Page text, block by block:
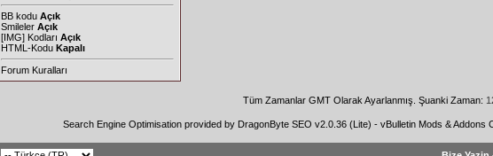
BB kodu Açık
Smileler Açık
[IMG] Kodları Açık
HTML-Kodu Kapalı
Forum Kuralları
Tüm Zamanlar GMT Olarak Ayarlanmış. Şuanki Zaman:
Search Engine Optimisation provided by DragonByte SEO v2.0.36 (Lite) - vBulletin Mods & Addons